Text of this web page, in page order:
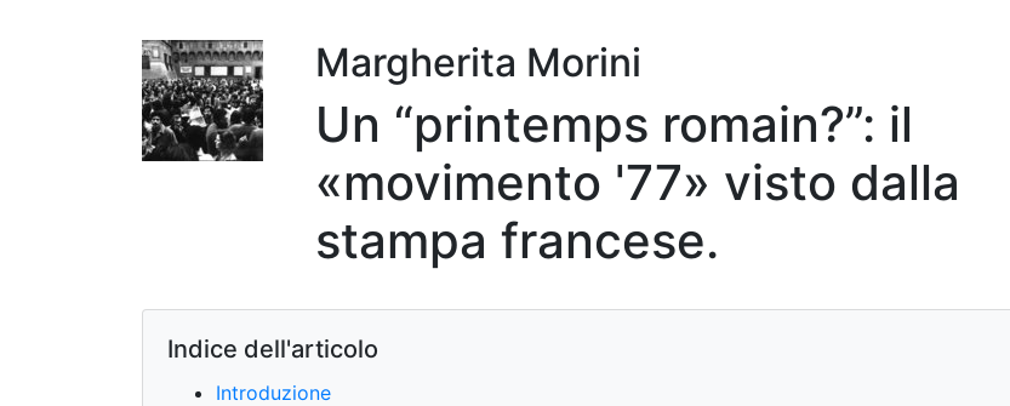
Margherita Morini
Un “printemps romain?”: il
«movimento '77» visto dalla
stampa francese.
Indice dell'articolo
Introduzione